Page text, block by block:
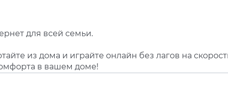
для всей семьи.
из дома и играйте онлайн без лагов на
в вашем доме!